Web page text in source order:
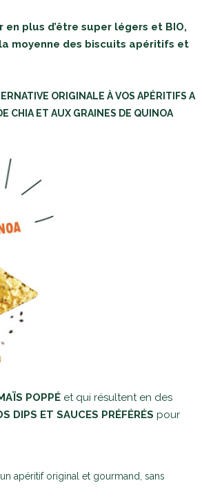
en plus d’être super légers et BIO,
moyenne des biscuits apéritifs et
ORIGINALE À VOS APÉRITIFS A
CHIA ET AUX GRAINES DE QUINOA
POPPÉ et qui résultent en des
DIPS ET SAUCES PRÉFÉRÉS pour
apéritif original et gourmand, sans